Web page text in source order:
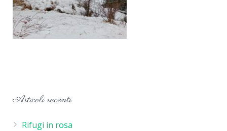
Articoli recenti
Rifugi in rosa